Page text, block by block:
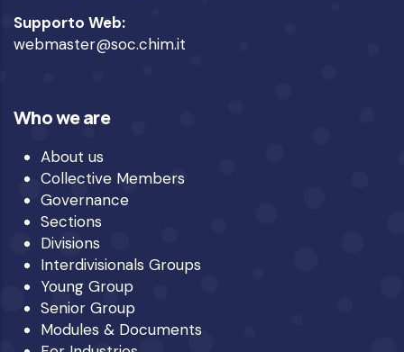
Supporto Web:
webmaster@soc.chim.it
Who we are
About us
Collective Members
Governance
Sections
Divisions
Interdivisionals Groups
Young Group
Senior Group
Modules & Documents